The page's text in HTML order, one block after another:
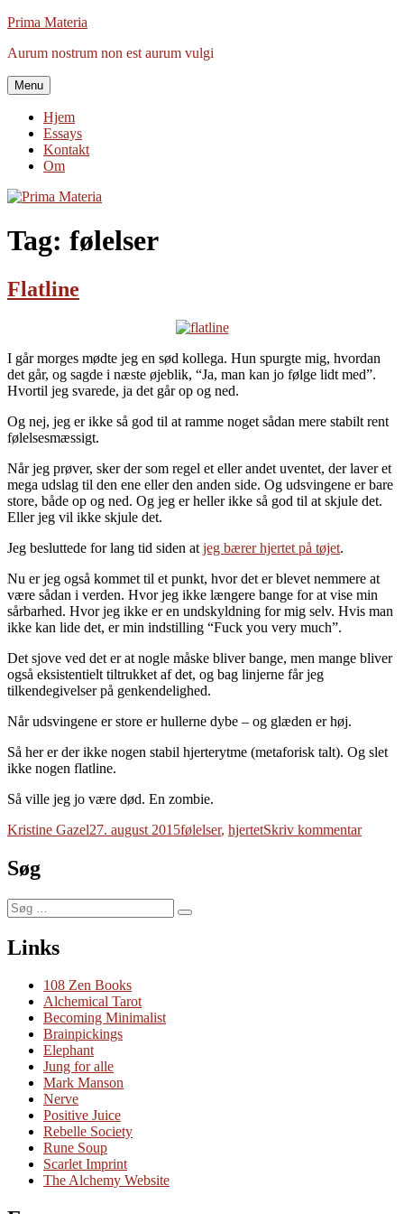
Videre
indhold
Prima Materia
Aurum nostrum non est aurum vulgi
Menu
Hjem
Essays
Kontakt
Om
Tag: følelser
Flatline
I går morges mødte jeg en sød kollega. Hun spurgte mig, hvordan
det går, og sagde i næste øjeblik, “Ja, man kan jo følge lidt med”.
Hvortil jeg svarede, ja det går op og ned.
Og nej, jeg er ikke så god til at ramme noget sådan mere stabilt rent
følelsesmæssigt.
Når jeg prøver, sker der som regel et eller andet uventet, der laver et
mega udslag til den ene eller den anden side. Og udsvingene er bare
store, både op og ned. Og jeg er heller ikke så god til at skjule det.
Eller jeg vil ikke skjule det.
Jeg besluttede for lang tid siden at jeg bærer hjertet på tøjet.
Nu er jeg også kommet til et punkt, hvor det er blevet nemmere at
være sådan i verden. Hvor jeg ikke længere bange for at vise min
sårbarhed. Hvor jeg ikke er en undskyldning for mig selv. Hvis man
ikke kan lide det, er min indstilling “Fuck you very much”.
Det sjove ved det er at nogle måske bliver bange, men mange bliver
også eksistentielt tiltrukket af det, og bag linjerne får jeg
tilkendegivelser på genkendelighed.
Når udsvingene er store er hullerne dybe – og glæden er høj.
Så her er der ikke nogen stabil hjerterytme (metaforisk talt). Og slet
ikke nogen flatline.
Så ville jeg jo være død. En zombie.
Forfatter
Kristine GazelUdgivet
27. august 2015Tags
følelser, hjertetSkriv kommentartil
Søg
Søg
efter:
Søg
Links
108 Zen Books
Alchemical Tarot
Becoming Minimalist
Brainpickings
Elephant
Jung for alle
Mark Manson
Nerve
Positive Juice
Rebelle Society
Rune Soup
Scarlet Imprint
The Alchemy Website